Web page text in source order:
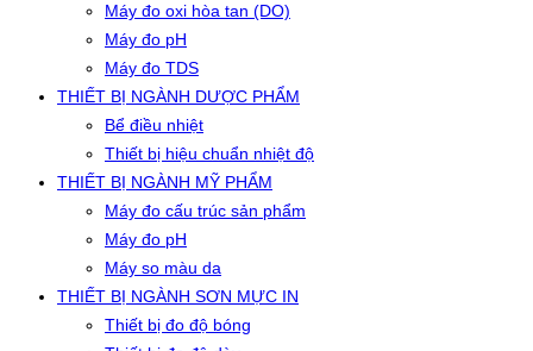
Máy đo oxi hòa tan (DO)
Máy đo pH
Máy đo TDS
THIẾT BỊ NGÀNH DƯỢC PHẨM
Bể điều nhiệt
Thiết bị hiệu chuẩn nhiệt độ
THIẾT BỊ NGÀNH MỸ PHẨM
Máy đo cấu trúc sản phẩm
Máy đo pH
Máy so màu da
THIẾT BỊ NGÀNH SƠN MỰC IN
Thiết bị đo độ bóng